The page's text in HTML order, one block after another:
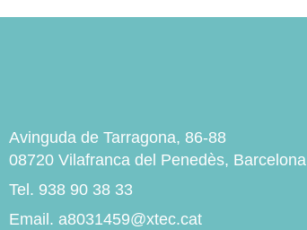
Avinguda de Tarragona, 86-88
08720 Vilafranca del Penedès, Barcelona
Tel. 938 90 38 33
Email. a8031459@xtec.cat